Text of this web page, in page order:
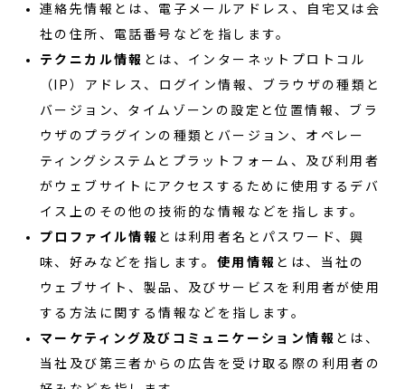
連絡先情報とは、電子メールアドレス、自宅又は会
社の住所、電話番号などを指します。
テクニカル情報 とは、インターネットプロトコル
（IP）アドレス、ログイン情報、ブラウザの種類と
バージョン、タイムゾーンの設定と位置情報、ブラ
ウザのプラグインの種類とバージョン、オペレー
ティングシステムとプラットフォーム、及び利用者
がウェブサイトにアクセスするために使用するデバ
イス上のその他の技術的な情報などを指します。
プロファイル情報 とは利用者名とパスワード、興
味、好みなどを指します。 使用情報 とは、当社の
ウェブサイト、製品、及びサービスを利用者が使用
する方法に関する情報などを指します。
マーケティング及びコミュニケーション情報 とは、
当社及び第三者からの広告を受け取る際の利用者の